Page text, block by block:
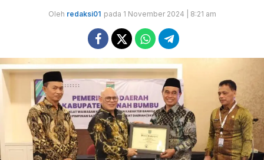
Oleh redaksi01 pada 1 November 2024 | 8:21 am